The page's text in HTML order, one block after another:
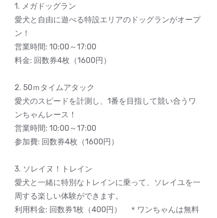
1. メガドッグラン
愛犬と自由に遊べる特設エリアのドッグランがオープ
ン！
営業時間: 10:00～17:00
料金: 回数券4枚（1600円）
2. 50ｍタイムアタック
愛犬のスピードを計測し、1番を目指して競い合うワ
ンちゃんレース！
営業時間: 10:00～17:00
参加費: 回数券4枚（1600円）
3. ソレイヌ！トレイン
愛犬と一緒に特別なトレインに乗って、ソレイユを一
周する楽しい体験ができます。
利用料金: 回数券1枚（400円） ＊ワンちゃんは無料